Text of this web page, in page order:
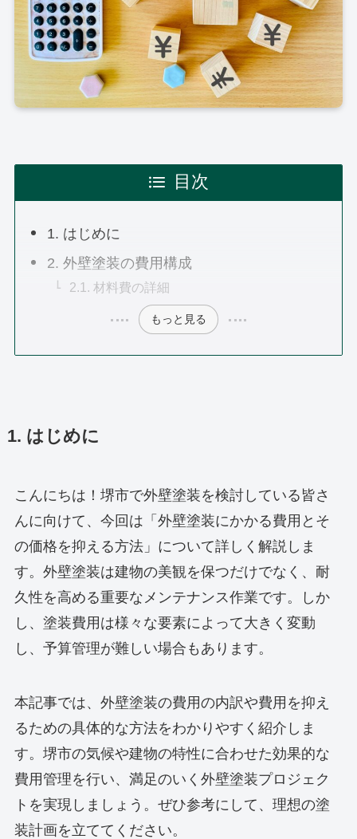
目次
1. はじめに
2. 外壁塗装の費用構成
2.1. 材料費の詳細
もっと見る
1. はじめに
こんにちは！堺市で外壁塗装を検討している皆さ
んに向けて、今回は「外壁塗装にかかる費用とそ
の価格を抑える方法」について詳しく解説しま
す。外壁塗装は建物の美観を保つだけでなく、耐
久性を高める重要なメンテナンス作業です。しか
し、塗装費用は様々な要素によって大きく変動
し、予算管理が難しい場合もあります。
本記事では、外壁塗装の費用の内訳や費用を抑え
るための具体的な方法をわかりやすく紹介しま
す。堺市の気候や建物の特性に合わせた効果的な
費用管理を行い、満足のいく外壁塗装プロジェク
トを実現しましょう。ぜひ参考にして、理想の塗
装計画を立ててください。